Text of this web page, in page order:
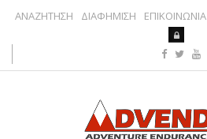
ΑΝΑΖΗΤΗΣΗ ΔΙΑΦΗΜΙΣΗ ΕΠΙΚΟΙΝΩΝΙΑ